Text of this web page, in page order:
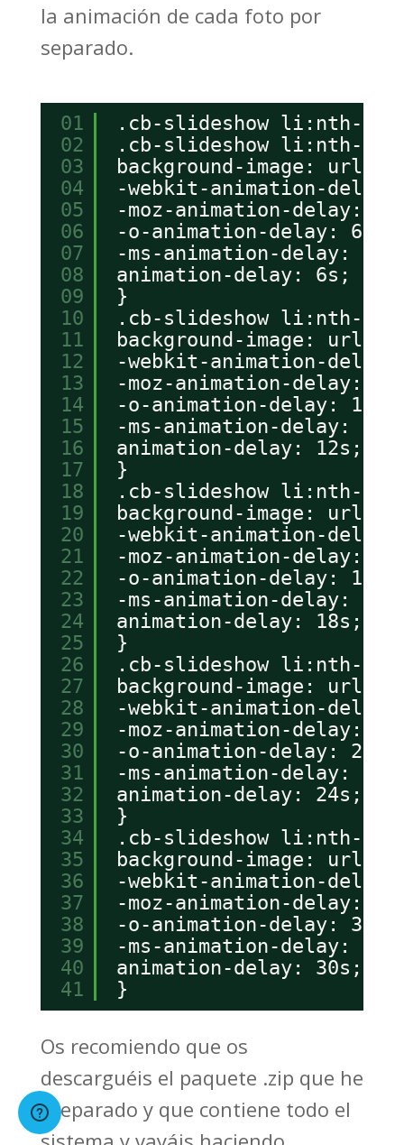
la animación de cada foto por
separado.
01
02
03
04
05
06
07
08
09
10
11
12
13
14
15
16
17
18
19
20
21
22
23
24
25
26
27
28
29
30
31
32
33
34
35
36
37
38
39
40
41
.cb-slideshow li:nth-
.cb-slideshow li:nth-
background-image:
-webkit-animation-
-moz-animation-delay:
-o-animation-delay: 6s;
-ms-animation-delay: 6s;
animation-delay: 6s;
}
.cb-slideshow li:nth-
background-image:
-webkit-animation-
-moz-animation-delay:
-o-animation-delay: 12s;
-ms-animation-delay:
animation-delay: 12s;
}
.cb-slideshow li:nth-
background-image:
-webkit-animation-
-moz-animation-delay:
-o-animation-delay: 18s;
-ms-animation-delay:
animation-delay: 18s;
}
.cb-slideshow li:nth-
background-image:
-webkit-animation-
-moz-animation-delay:
-o-animation-delay: 24s;
-ms-animation-delay:
animation-delay: 24s;
}
.cb-slideshow li:nth-
background-image:
-webkit-animation-
-moz-animation-delay:
-o-animation-delay: 30s;
-ms-animation-delay:
animation-delay: 30s;
}
Os recomiendo que os
descarguéis el paquete .zip que he
preparado y que contiene todo el